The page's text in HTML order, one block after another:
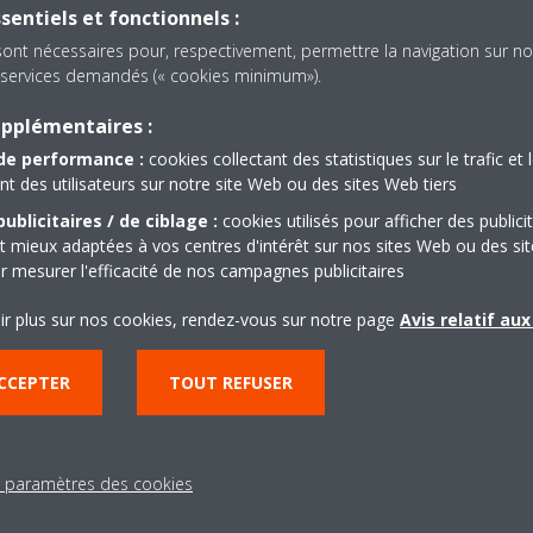
NOUS CONTACTER
Besoin d'aide?
et fonctionnels :
nécessaires pour, respectivement, permettre la navigation sur
demandés (« cookies minimum»).
:
performance : cookies collectant des statistiques sur le trafic et
des utilisateurs sur notre site Web ou des sites Web tiers
/ de ciblage : cookies utilisés pour afficher des
mieux adaptées à vos centres d'intérêt sur nos sites Web ou des
mesurer l'efficacité de nos campagnes publicitaires
plus sur nos cookies, rendez-vous sur notre page Avis relatif
TOUT REFUSER
paramètres des cookies